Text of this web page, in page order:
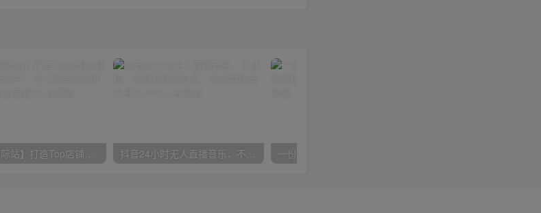
【阿里国际站】打造Top店铺&获得优质询盘客户，​95%的国际站讲师不会说的运营技巧 抖音24小时无人直播音乐，不违规，不封号纯撸音浪，小白实操当天日入1000+